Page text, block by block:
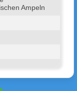
Ampeln